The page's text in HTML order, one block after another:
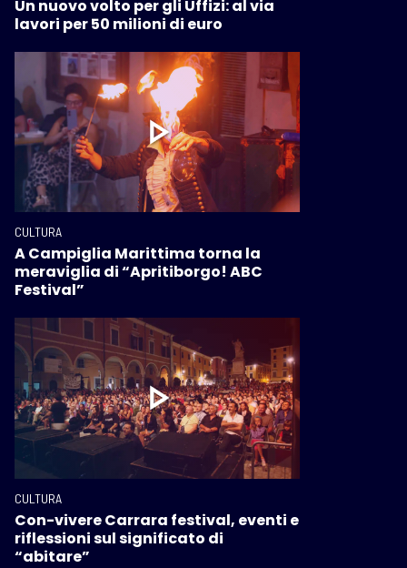
Un nuovo volto per gli Uffizi: al via
lavori per 50 milioni di euro
CULTURA
A Campiglia Marittima torna la
meraviglia di “Apritiborgo! ABC
Festival”
CULTURA
Con-vivere Carrara festival, eventi e
riflessioni sul significato di
“abitare”